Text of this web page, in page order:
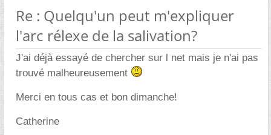
Re : Quelqu'un peut m'expliquer
l'arc rélexe de la salivation?
J'ai déjà essayé de chercher sur l net mais je n'ai pas
trouvé malheureusement
Merci en tous cas et bon dimanche!
Catherine